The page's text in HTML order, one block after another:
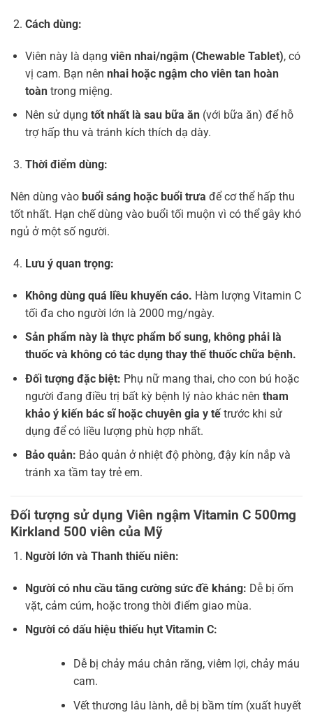
Cách dùng:
Viên này là dạng viên nhai/ngậm (Chewable Tablet), có
vị cam. Bạn nên nhai hoặc ngậm cho viên tan hoàn
toàntrong miệng.
Nên sử dụng tốt nhất là sau bữa ăn(với bữa ăn) để hỗ
trợ hấp thu và tránh kích thích dạ dày.
Thời điểm dùng:
Nên dùng vào buổi sáng hoặc buổi trưa để cơ thể hấp thu
tốt nhất. Hạn chế dùng vào buổi tối muộn vì có thể gây khó
ngủ ở một số người.
Lưu ý quan trọng:
Không dùng quá liều khuyến cáo. Hàm lượng Vitamin C
tối đa cho người lớn là 2000 mg/ngày.
Sản phẩm này là thực phẩm bổ sung, không phải là
thuốc và không có tác dụng thay thế thuốc chữa bệnh.
Đối tượng đặc biệt: Phụ nữ mang thai, cho con bú hoặc
người đang điều trị bất kỳ bệnh lý nào khác nên tham
khảo ý kiến bác sĩ hoặc chuyên gia y tếtrước khi sử
dụng để có liều lượng phù hợp nhất.
Bảo quản: Bảo quản ở nhiệt độ phòng, đậy kín nắp và
tránh xa tầm tay trẻ em.
Đối tượng sử dụng Viên ngậm Vitamin C 500mg
Kirkland 500 viên của Mỹ
Người lớn và Thanh thiếu niên:
Người có nhu cầu tăng cường sức đề kháng: Dễ bị ốm
vặt, cảm cúm, hoặc trong thời điểm giao mùa.
Người có dấu hiệu thiếu hụt Vitamin C:
Dễ bị chảy máu chân răng, viêm lợi, chảy máu
cam.
Vết thương lâu lành, dễ bị bầm tím (xuất huyết